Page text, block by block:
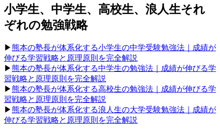
小学生、中学生、高校生、浪人生それ
ぞれの勉強戦略
▶︎熊本の塾長が体系化する小学生の中学受験勉強法｜成績が
伸びる学習戦略と原理原則を完全解説
▶︎熊本の塾長が体系化する中学生の勉強法｜成績が伸びる学
習戦略と原理原則を完全解説
▶︎熊本の塾長が体系化する高校生の勉強法｜成績が伸びる学
習戦略と原理原則を完全解説
▶︎熊本の塾長が体系化する浪人生の大学受験勉強法｜成績が
伸びる学習戦略と原理原則を完全解説